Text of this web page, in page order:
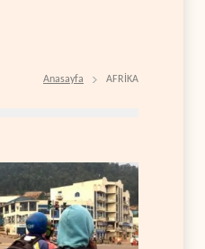
Anasayfa AFRİKA